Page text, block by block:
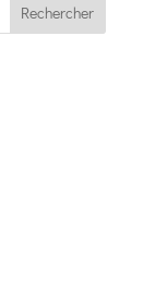
Rechercher